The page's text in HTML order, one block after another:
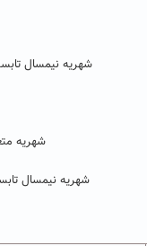
شهریه نیمسال
شهریه
شهریه نیمسال